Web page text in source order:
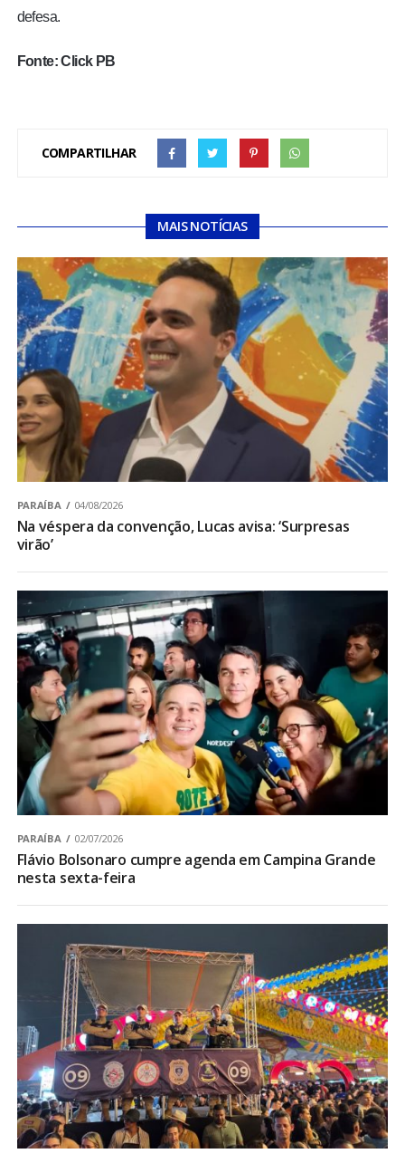
defesa.
Fonte: Click PB
COMPARTILHAR
MAIS NOTÍCIAS
PARAÍBA 04/08/2026
Na véspera da convenção, Lucas avisa: ‘Surpresas
virão’
PARAÍBA 02/07/2026
Flávio Bolsonaro cumpre agenda em Campina Grande
nesta sexta-feira